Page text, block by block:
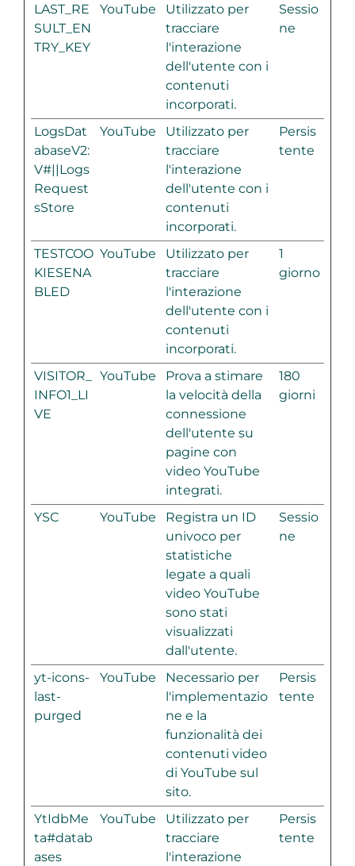
LAST_RE
SULT_EN
TRY_KEY
YouTube
Utilizzato per
tracciare
l'interazione
dell'utente con i
contenuti
incorporati.
Sessio
ne
LogsDat
abaseV2:
V#||Logs
Request
sStore
YouTube
Utilizzato per
tracciare
l'interazione
dell'utente con i
contenuti
incorporati.
Persis
tente
TESTCOO
KIESENA
BLED
YouTube
Utilizzato per
tracciare
l'interazione
dell'utente con i
contenuti
incorporati.
1
giorno
VISITOR_
INFO1_LI
VE
YouTube
Prova a stimare
la velocità della
connessione
dell'utente su
pagine con
video YouTube
integrati.
180
giorni
YSC YouTube
Registra un ID
univoco per
statistiche
legate a quali
video YouTube
sono stati
visualizzati
dall'utente.
Sessio
ne
yt-icons-
last-
purged
YouTube
Necessario per
l'implementazio
ne e la
funzionalità dei
contenuti video
di YouTube sul
sito.
Persis
tente
YtIdbMe
ta#datab
ases
YouTube
Utilizzato per
tracciare
l'interazione
Persis
tente